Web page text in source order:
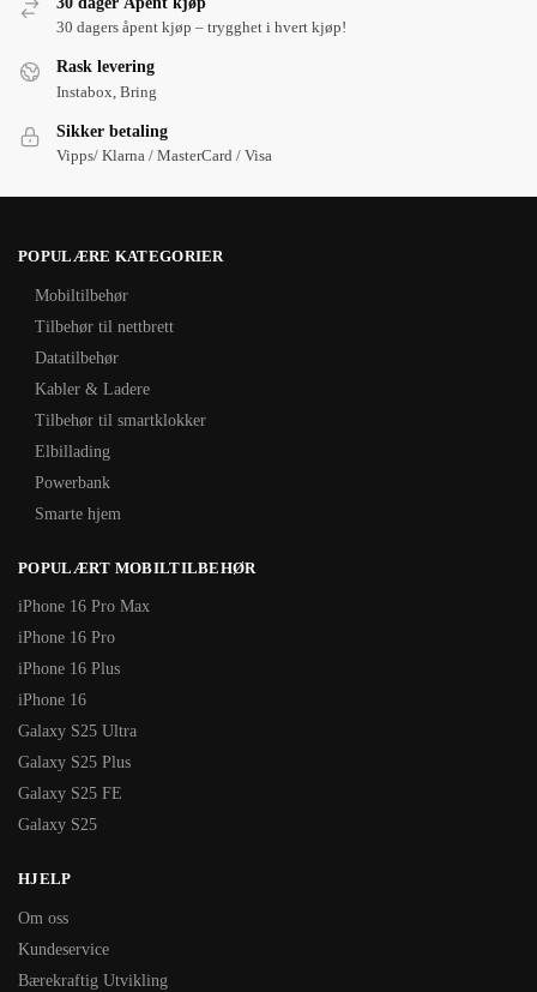
30 dagers åpent kjøp – trygghet i hvert kjøp!
Rask levering
Instabox, Bring
Sikker betaling
Vipps/ Klarna / MasterCard / Visa
POPULÆRE KATEGORIER
Mobiltilbehør
Tilbehør til nettbrett
Datatilbehør
Kabler & Ladere
Tilbehør til smartklokker
Elbillading
Powerbank
Smarte hjem
POPULÆRT MOBILTILBEHØR
iPhone 16 Pro Max
iPhone 16 Pro
iPhone 16 Plus
iPhone 16
Galaxy S25 Ultra
Galaxy S25 Plus
Galaxy S25 FE
Galaxy S25
HJELP
Om oss
Kundeservice
Bærekraftig Utvikling